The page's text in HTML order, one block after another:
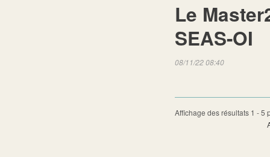
Le
SEAS-OI
08/11/22 08:40
Affichage des résultats 1 - 5